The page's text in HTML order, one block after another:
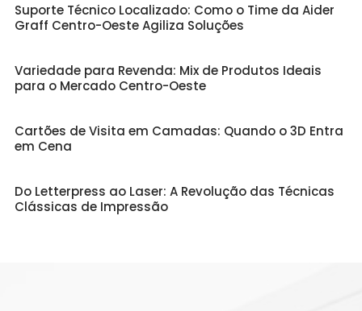
Suporte Técnico Localizado: Como o Time da Aider
Graff Centro-Oeste Agiliza Soluções
Variedade para Revenda: Mix de Produtos Ideais
para o Mercado Centro-Oeste
Cartões de Visita em Camadas: Quando o 3D Entra
em Cena
Do Letterpress ao Laser: A Revolução das Técnicas
Clássicas de Impressão